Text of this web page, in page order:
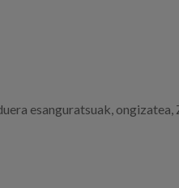
esanguratsuak, ongizatea,